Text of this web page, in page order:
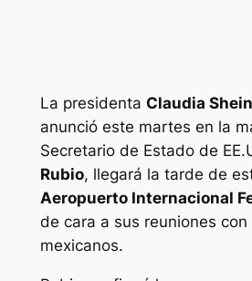
La presidenta Claudia
anunció este martes en la
Secretario de Estado de
Rubio, llegará la tarde de
Aeropuerto Internacional
de cara a sus reuniones
mexicanos.